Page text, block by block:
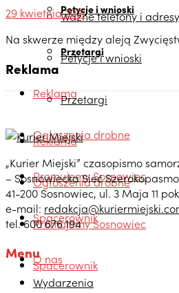
Petycje i wnioski
Przetargi
Reklama
Ogłoszenia drobne
Promujemy Sosnowiec
Spacerownik
O nas
Ważne telefony i
Petycje i wnioski
Przetargi
Reklama
Ogłoszenia drobne
Promujemy Sosnowiec
Spacerownik
29 kwietnia 2021
Na skwerze między aleją
Reklama
„Kurier Miejski” czasopismo
– Sosnowiecka Sieć
41-200 Sosnowiec, ul. 3 Maja 11
e-mail:
tel. 600 676 194
Menu
Wydarzenia